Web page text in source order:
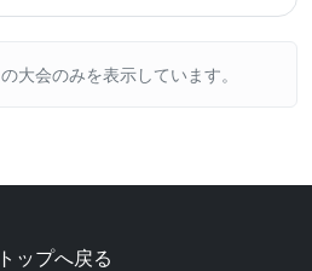
の大会のみを表示しています。
トップへ戻る